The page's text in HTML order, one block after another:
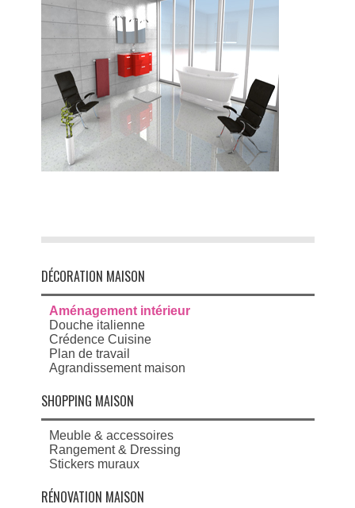
DÉCORATION MAISON
Aménagement intérieur
Douche italienne
Crédence Cuisine
Plan de travail
Agrandissement maison
SHOPPING MAISON
Meuble & accessoires
Rangement & Dressing
Stickers muraux
RÉNOVATION MAISON